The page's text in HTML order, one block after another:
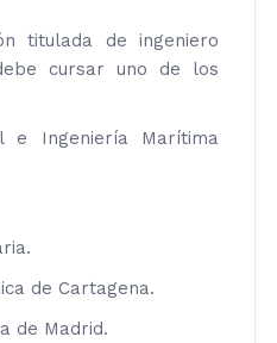
titulada de ingeniero
cursar uno de los
e Ingeniería Marítima
de Cartagena.
de Madrid.